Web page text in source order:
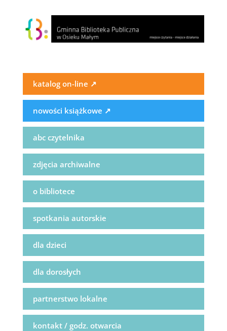
katalog on-line ↗
nowości książkowe ↗
abc czytelnika
zdjęcia archiwalne
o bibliotece
spotkania autorskie
dla dzieci
dla dorosłych
partnerstwo lokalne
kontakt / godz. otwarcia